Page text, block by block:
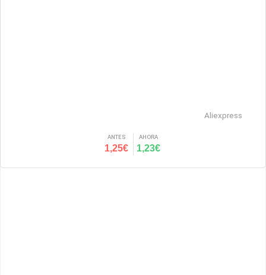
Aliexpress
ANTES
1,25€
AHORA
1,23€